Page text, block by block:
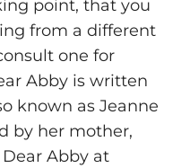
point, that you
from a different
one for
Abby is written
known as Jeanne
by her mother,
Abby at